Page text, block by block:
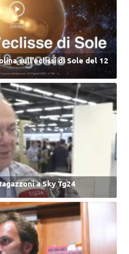
sull’eclissi di Sole del 12
a Sky Tg24